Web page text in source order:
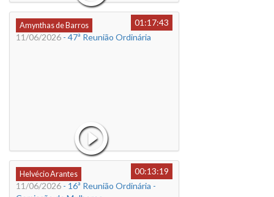
Amynthas de Barros
01:17:43
11/06/2026 - 47ª Reunião Ordinária
Helvécio Arantes
00:13:19
11/06/2026 - 16ª Reunião Ordinária -